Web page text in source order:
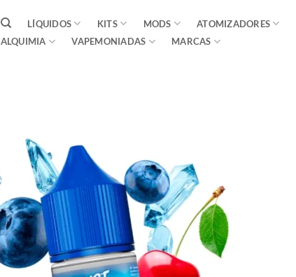
LÍQUIDOS KITS MODS ATOMIZADORES
ALQUIMIA
VAPEMONIADAS MARCAS